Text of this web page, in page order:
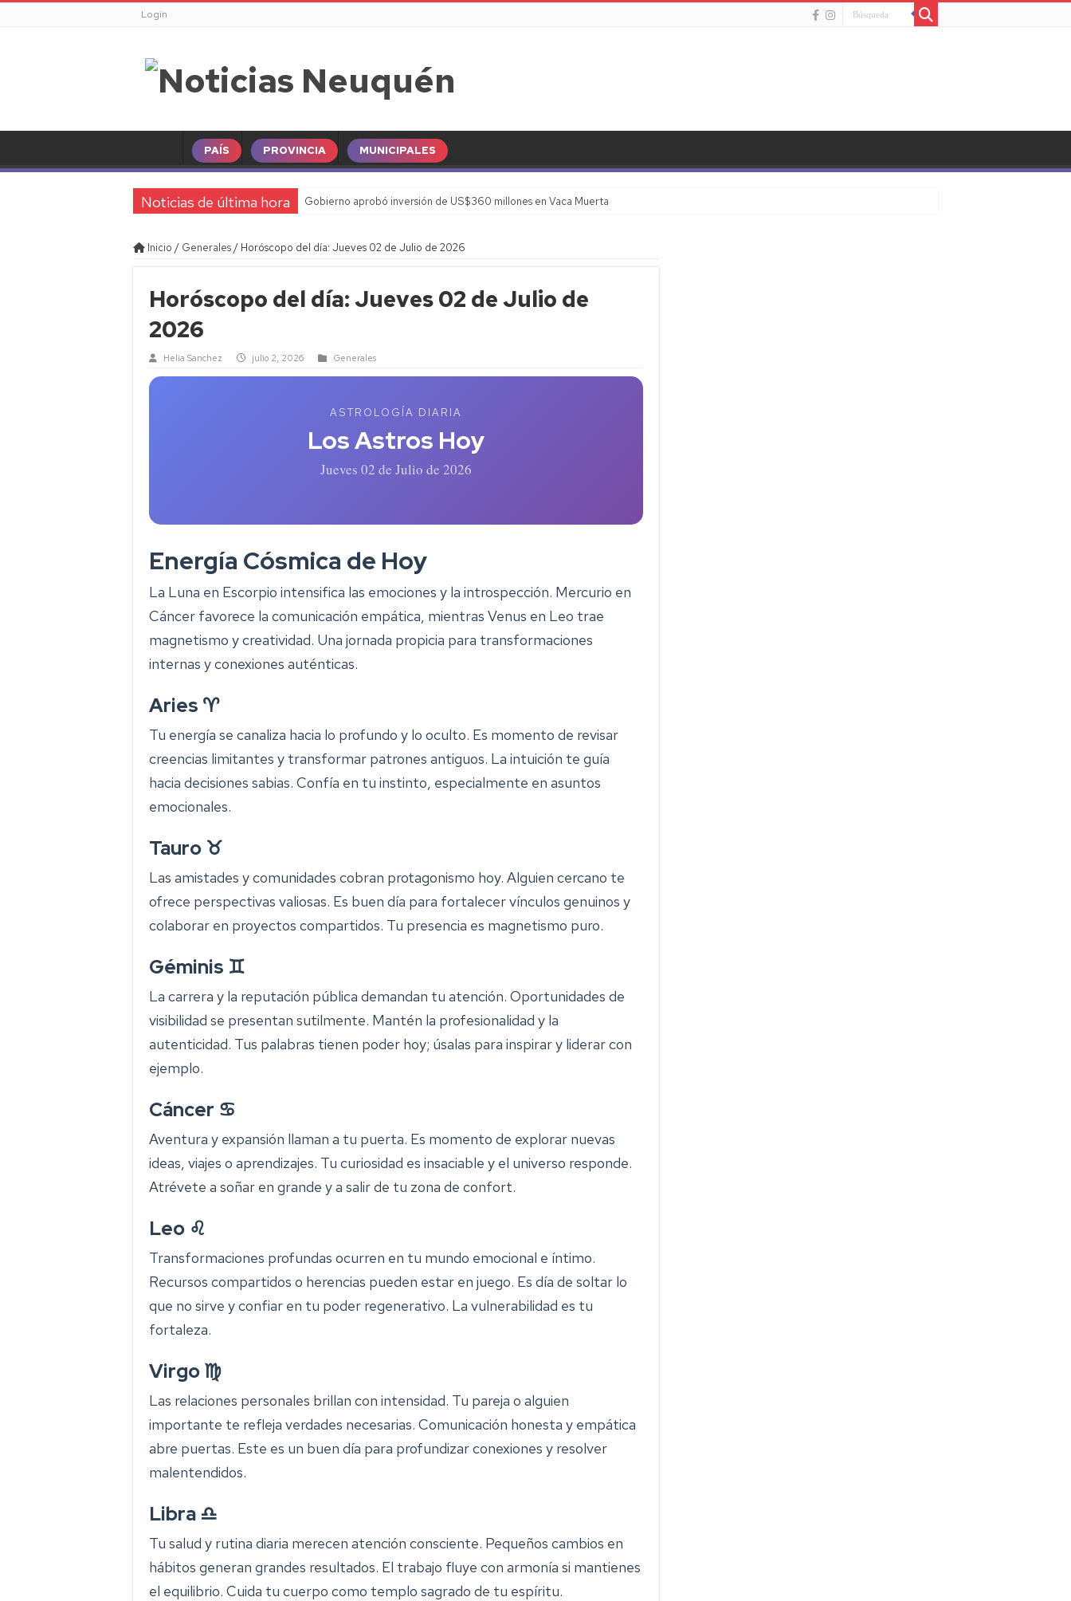
Login
PAÍS PROVINCIA MUNICIPALES
Noticias de última hora Gobierno aprobó inversión de US$360 millones en Vaca Muerta
Inicio / Generales/ Horóscopo del día: Jueves 02 de Julio de 2026
Horóscopo del día: Jueves 02 de Julio de
2026
Helia Sanchez julio 2, 2026 Generales
ASTROLOGÍA DIARIA
Los Astros Hoy
Jueves 02 de Julio de 2026
Energía Cósmica de Hoy
La Luna en Escorpio intensifica las emociones y la introspección. Mercurio en
Cáncer favorece la comunicación empática, mientras Venus en Leo trae
magnetismo y creatividad. Una jornada propicia para transformaciones
internas y conexiones auténticas.
Aries ♈
Tu energía se canaliza hacia lo profundo y lo oculto. Es momento de revisar
creencias limitantes y transformar patrones antiguos. La intuición te guía
hacia decisiones sabias. Confía en tu instinto, especialmente en asuntos
emocionales.
Tauro ♉
Las amistades y comunidades cobran protagonismo hoy. Alguien cercano te
ofrece perspectivas valiosas. Es buen día para fortalecer vínculos genuinos y
colaborar en proyectos compartidos. Tu presencia es magnetismo puro.
Géminis ♊
La carrera y la reputación pública demandan tu atención. Oportunidades de
visibilidad se presentan sutilmente. Mantén la profesionalidad y la
autenticidad. Tus palabras tienen poder hoy; úsalas para inspirar y liderar con
ejemplo.
Cáncer ♋
Aventura y expansión llaman a tu puerta. Es momento de explorar nuevas
ideas, viajes o aprendizajes. Tu curiosidad es insaciable y el universo responde.
Atrévete a soñar en grande y a salir de tu zona de confort.
Leo ♌
Transformaciones profundas ocurren en tu mundo emocional e íntimo.
Recursos compartidos o herencias pueden estar en juego. Es día de soltar lo
que no sirve y confiar en tu poder regenerativo. La vulnerabilidad es tu
fortaleza.
Virgo ♍
Las relaciones personales brillan con intensidad. Tu pareja o alguien
importante te refleja verdades necesarias. Comunicación honesta y empática
abre puertas. Este es un buen día para profundizar conexiones y resolver
malentendidos.
Libra ♎
Tu salud y rutina diaria merecen atención consciente. Pequeños cambios en
hábitos generan grandes resultados. El trabajo fluye con armonía si mantienes
el equilibrio. Cuida tu cuerpo como templo sagrado de tu espíritu.